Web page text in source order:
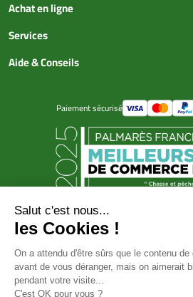
Achat en ligne
Services
Aide & Conseils
Paiement sécurisé